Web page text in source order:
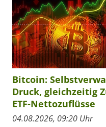
Bitcoin:
Druck, gleichzeitig
ETF-Nettozuflüsse
04.08.2026, 09:20 Uhr